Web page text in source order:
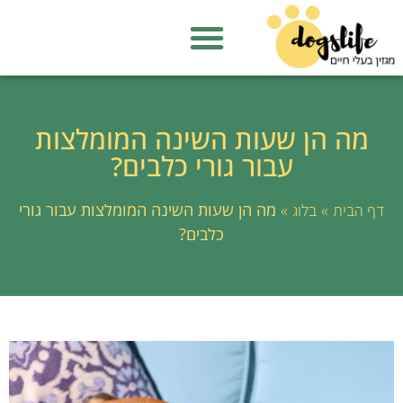
מה הן שעות השינה המומלצות
עבור גורי כלבים?
דף הבית »בלוג » מה הן שעות השינה המומלצות עבור גורי
כלבים?